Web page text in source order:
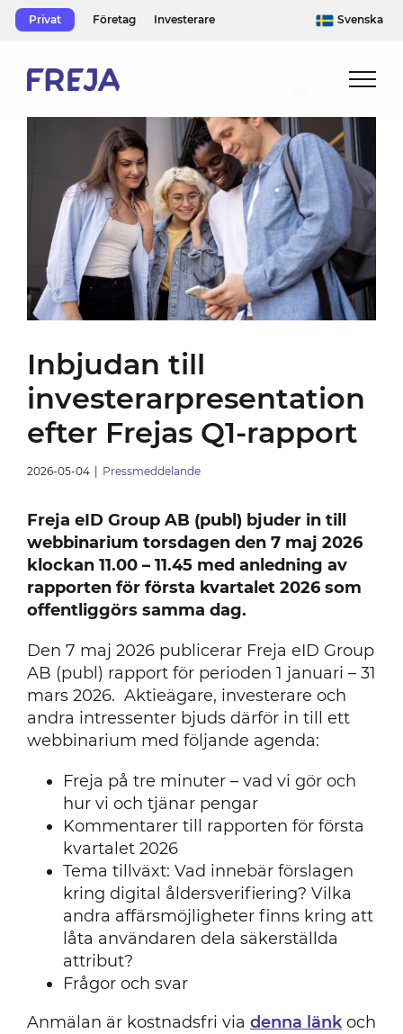
SkipPrivat Företag Investerare Svenska
Inbjudan till
investerarpresentation
efter Frejas Q1-rapport
2026-05-04 Pressmeddelande
Freja eID Group AB (publ) bjuder in till
webbinarium torsdagen den 7 maj 2026
klockan 11.00 – 11.45 med anledning av
rapporten för första kvartalet 2026 som
offentliggörs samma dag.
Den 7 maj 2026 publicerar Freja eID Group
AB (publ) rapport för perioden 1 januari – 31
mars 2026. Aktieägare, investerare och
andra intressenter bjuds därför in till ett
webbinarium med följande agenda:
Freja på tre minuter – vad vi gör och
hur vi och tjänar pengar
Kommentarer till rapporten för första
kvartalet 2026
Tema tillväxt: Vad innebär förslagen
kring digital åldersverifiering? Vilka
andra affärsmöjligheter finns kring att
låta användaren dela säkerställda
attribut?
Frågor och svar
Anmälan är kostnadsfri via denna länkoch